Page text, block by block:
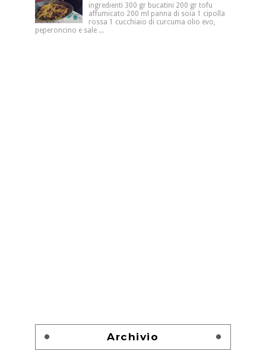
ingredienti 300 gr bucatini 200 gr tofu
affumicato 200 ml panna di soia 1 cipolla
rossa 1 cucchiaio di curcuma olio evo,
peperoncino e sale ...
Archivio